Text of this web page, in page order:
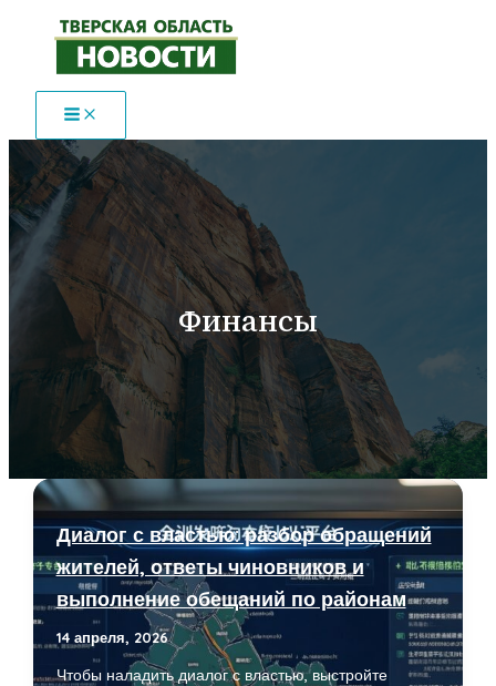
Перейти
содержимому
Финансы
Диалог с властью: разбор обращений
жителей, ответы чиновников и
выполнение обещаний по районам
14 апреля, 2026
Чтобы наладить диалог с властью, выстройте